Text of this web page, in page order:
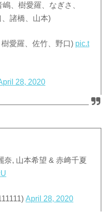
、樹愛羅、なぎさ、
諸橋、山本)
愛羅、佐竹、野口) pic.t
28, 2020
奈, 山本希望 & 赤﨑千夏
April 28, 2020